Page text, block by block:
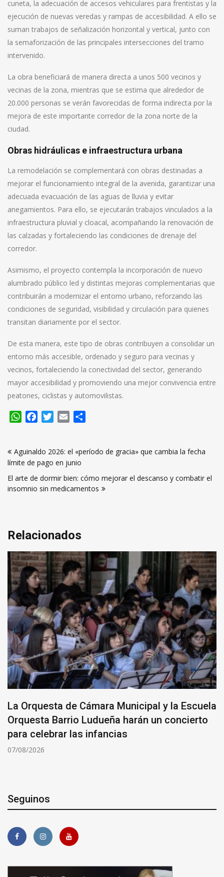
cuneta, la adecuación de accesos vehiculares para frentistas y la
ejecución de nuevas veredas y rampas de accesibilidad. A ello se
suman trabajos de señalización horizontal y vertical, junto con
la semaforización de las principales intersecciones del tramo
intervenido.
La obra beneficiará de manera directa a unos 500 vecinos y
vecinas de la zona, mientras que se estima que alrededor de
20.000 personas se verán favorecidas de forma indirecta por la
mejora de este importante corredor de la zona norte de la
ciudad.
Obras hidráulicas e infraestructura urbana
La remodelación se complementará con obras destinadas a
mejorar el funcionamiento integral de la avenida, garantizar una
adecuada evacuación de las aguas de lluvia y evitar
anegamientos. Para ello, se ejecutarán trabajos vinculados a la
infraestructura pluvial y cloacal, acompañando la renovación de
las calzadas y fortaleciendo las condiciones de drenaje del
corredor.
Asimismo, el proyecto contempla la incorporación de nuevo
alumbrado público led y distintas mejoras complementarias que
contribuirán a modernizar el entorno urbano, reforzando las
condiciones de seguridad, visibilidad y circulación para quienes
transitan diariamente por el sector.
De esta manera, este tipo de obras contribuyen a consolidar un
entorno más accesible, ordenado y seguro para vecinas y
vecinos, fortaleciendo la conectividad del sector, generando
mayor accesibilidad y promoviendo una mejor convivencia entre
peatones, ciclistas y automovilistas.
WhatsApp
FacebookTwitter
Email
de
entradas
Aguinaldo 2026: el «período de gracia» que cambia la fecha
límite de pago en junio
El arte de dormir bien: cómo mejorar el descanso y combatir el
insomnio sin medicamentos
Relacionados
La Orquesta de Cámara Municipal y la Escuela
Orquesta Barrio Ludueña harán un concierto
para celebrar las infancias
07/08/2026
Seguinos